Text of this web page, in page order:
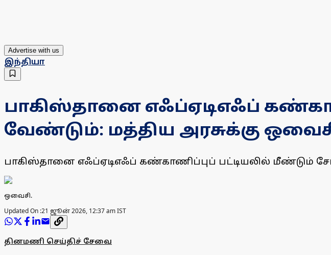
Advertise with us
இந்தியா
பாகிஸ்தானை எஃப்ஏடிஎஃப்
வேண்டும்: மத்திய அரசுக்கு
பாகிஸ்தானை எஃப்ஏடிஎஃப் கண்காணிப்புப் பட்டியலில் மீண்டும்
ஒவைசி.
Updated On :21 ஜூன் 2026, 12:37 am IST
தினமணி செய்திச் சேவை